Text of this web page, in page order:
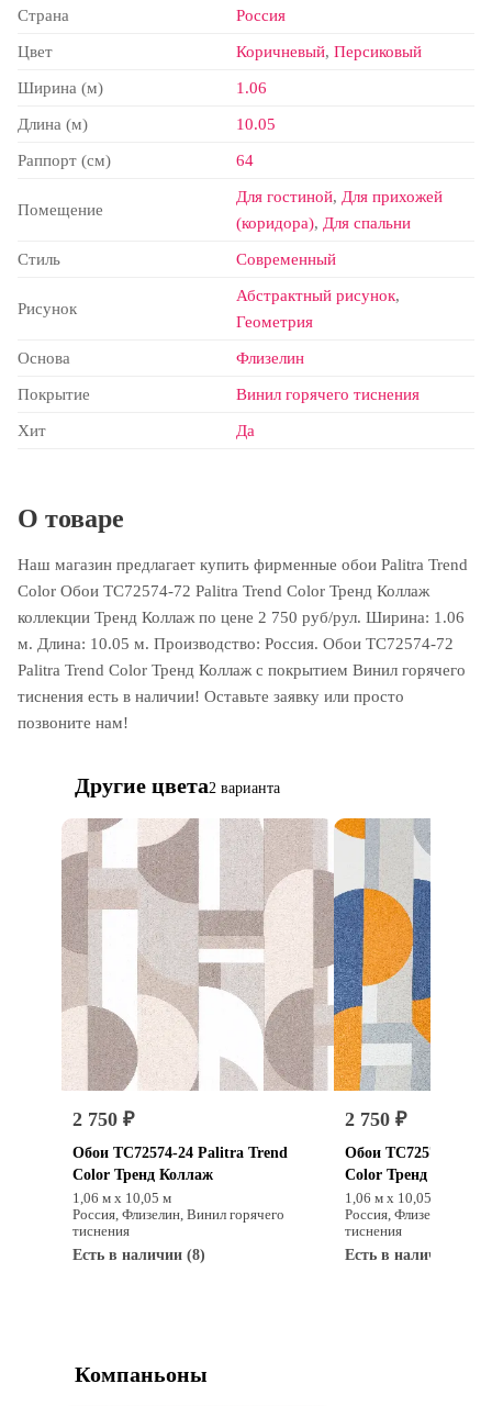
Страна Россия
Цвет Коричневый, Персиковый
Ширина (м) 1.06
Длина (м) 10.05
Раппорт (см) 64
Помещение
Для гостиной, Для прихожей
(коридора), Для спальни
Стиль Современный
Рисунок
Абстрактный рисунок,
Геометрия
Основа Флизелин
Покрытие Винил горячего тиснения
Хит Да
О товаре
Наш магазин предлагает купить фирменные обои Palitra Trend
Color Обои TC72574-72 Palitra Trend Color Тренд Коллаж
коллекции Тренд Коллаж по цене 2 750 руб/рул. Ширина: 1.06
м. Длина: 10.05 м. Производство: Россия. Обои TC72574-72
Palitra Trend Color Тренд Коллаж с покрытием Винил горячего
тиснения есть в наличии! Оставьте заявку или просто
позвоните нам!
Другие цвета2 варианта
2 750 ₽
Обои TC72574-24 Palitra Trend
Color Тренд Коллаж
1,06 м х 10,05 м
Россия, Флизелин, Винил горячего
тиснения
Есть в наличии (8)
2 750 ₽
Обои TC72574-41
Color Тренд Коллаж
1,06 м х 10,05 м
Россия, Флизелин,
тиснения
Есть в наличии (7)
Компаньоны